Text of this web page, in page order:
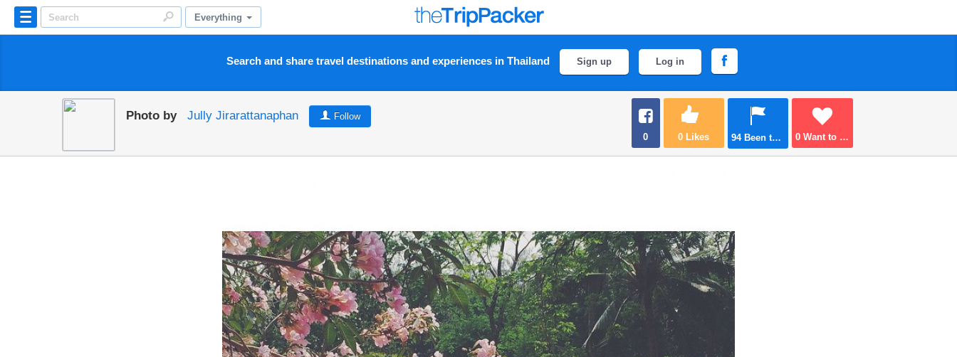
Everything
Search and share travel destinations and experiences in Thailand Sign up Log in
Photo by Jully Jirarattanaphan
Follow
0
0 Likes 94Been there 0 Want to go